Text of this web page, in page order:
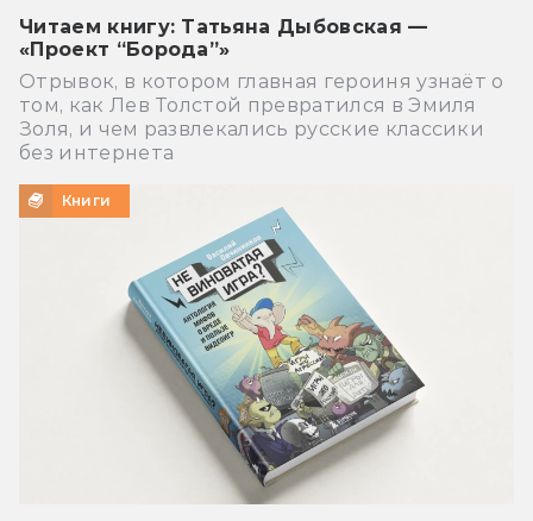
Читаем книгу: Татьяна Дыбовская —
«Проект “Борода”»
Отрывок, в котором главная героиня узнаёт о
том, как Лев Толстой превратился в Эмиля
Золя, и чем развлекались русские классики
без интернета
Книги